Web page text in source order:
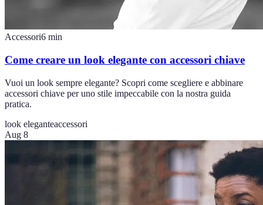
Accessori6 min
Come creare un look elegante con accessori chiave
Vuoi un look sempre elegante? Scopri come scegliere e abbinare
accessori chiave per uno stile impeccabile con la nostra guida
pratica.
look eleganteaccessori
Aug 8